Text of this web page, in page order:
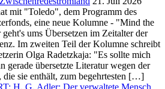
mit "Toledo", dem Programm des
eine neue Kolumne - "Mind the
ums Übersetzen im Zeitalter der
Im zweiten Teil der Kolumne schreibt
Olga Radetzkaja: "Es sollte mich
gerade übersetzte Literatur wegen der
die sie enthält, zum begehrtesten […]
H. G. Adler: Der verwaltete Mensch